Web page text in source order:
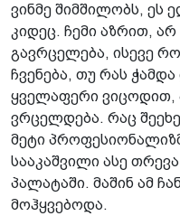
ვინმე შიმშილობს, ეს
კიდეც. ჩემი აზრით,
გავრცელება, ისევე
ჩვენება, თუ რას
ყველაფერი ვიცოდით,
ვრცელდება. რაც
მეტი
სააკაშვილი ასე
პალატაში. მაშინ ამ
მოჰყვებოდა.